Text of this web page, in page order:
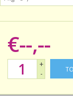
€--,--
+
-